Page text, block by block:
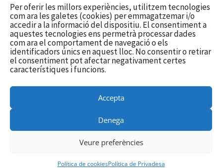
Per oferir les millors experiències, utilitzem tecnologies
com ara les galetes (cookies) per emmagatzemar i/o
accedir a la informació del dispositiu. El consentiment a
aquestes tecnologies ens permetrà processar dades
com ara el comportament de navegació o els
identificadors únics en aquest lloc. No consentir o retirar
el consentiment pot afectar negativament certes
característiques i funcions.
Accepta
Denega
Veure preferències
Política de cookiesPolítica de Privadesa
93 736 11 09
 Segueix-nos
Twitter/X
Linkedin
© 2025 femVallèsPolítica de privadesa
Utilitzem galetes per a oferir-te la millor experiència a la nostra
Podeu esbrinar més sobre quines galetes estem utilitzant o
Configurar
Rebutja Configurar